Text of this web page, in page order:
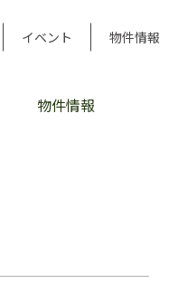
イベント 物件情報
物件情報